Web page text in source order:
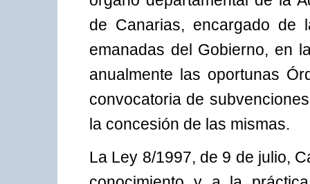
de Canarias, encargado de
emanadas del Gobierno, en
anualmente las oportunas
convocatoria de
la concesión de las mismas.
La Ley 8/1997, de 9 de julio,